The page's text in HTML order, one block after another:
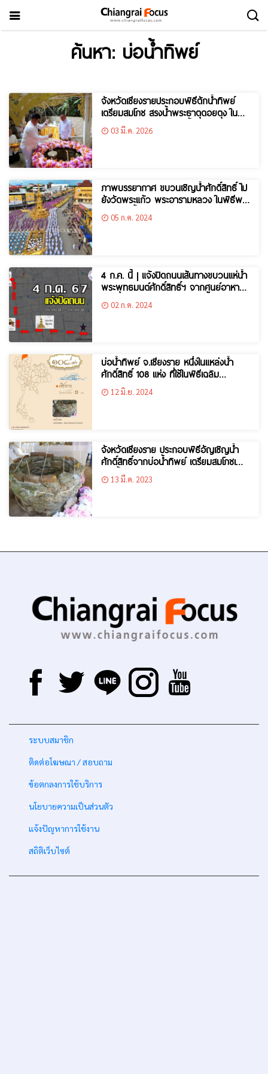
ค้นหา: บ่อน้ำทิพย์
จังหวัดเชียงรายประกอบพิธีตักน้ำทิพย์
เตรียมสมโภช สรงน้ำพระธาตุดอยตุง ใน
ประเพณีนมัสการและสรงน้ำพระธาตุดอย
ตุง ประจำปี 2569
03 มี.ค. 2026
ภาพบรรยากาศ ขบวนเชิญน้ำศักดิ์สิทธิ์ ไป
ยังวัดพระแก้ว พระอารามหลวง ในพิธีพลี
กรรมตักน้ำศักดิ์สิทธิ์ เฉลิมพระเกียรติ
พระบาทสมเด็จพระเจ้าอยู่หัวฯ ครบ 6
05 ก.ค. 2024
4 ก.ค. นี้ | แจ้งปิดถนนเส้นทางขบวนแห่น้ำ
พระพุทธมนต์ศักดิ์สิทธิ์ฯ จากศูนย์อาหาร
ปลอดภัยนครเชียงราย ถึงวัดพระแก้ว พระ
อารามหลวง
02 ก.ค. 2024
บ่อน้ำทิพย์ จ.เชียงราย หนึ่งในแหล่งน้ำ
ศักดิ์สิทธิ์ 108 แห่ง ที่ใช้ในพิธีเฉลิม
พระชนมพรรษา 6 รอบ 28 กรกฎาคม
256712 มิ.ย. 2024
จังหวัดเชียงราย ประกอบพิธีอัญเชิญน้ำ
ศักดิ์สิทธิ์จากบ่อน้ำทิพย์ เตรียมสมโภชเพื่อ
สรงน้ำพระธาตุดอยตุง
13 มี.ค. 2023
ระบบสมาชิก
ติดต่อโฆษณา / สอบถาม
ข้อตกลงการใช้บริการ
นโยบายความเป็นส่วนตัว
แจ้งปัญหาการใช้งาน
สถิติเว็บไซต์